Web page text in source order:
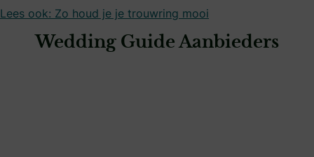
Lees ook: Zo houd je je trouwring mooi
Wedding Guide Aanbieders